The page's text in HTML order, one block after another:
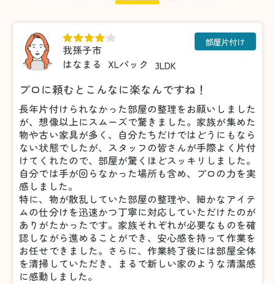
我孫子市
はなまる
XLパック 3LDK
部屋片付け
プロに頼むとこんなに楽なんですね！
長年片付けられなかった部屋の整理をお願いしました
が、想像以上にスムーズで驚きました。家族が集めた
物や古い家具が多く、自分たちだけではどうにもなら
ない状態でしたが、スタッフの皆さんが手際よく片付
けてくれたので、部屋が驚くほどスッキリしました。
自分では手が回らなかった場所も含め、プロの力を実
感しました。
特に、物が散乱していた部屋の整理や、細かなアイテ
ムの仕分けを迅速かつ丁寧に対応していただけたのが
ありがたかったです。家族それぞれが必要なものを確
認しながら進めることができ、安心感を持って作業を
お任せできました。さらに、作業終了後には部屋全体
を清掃していただき、まるで新しい家のような清潔感
に感動しました。